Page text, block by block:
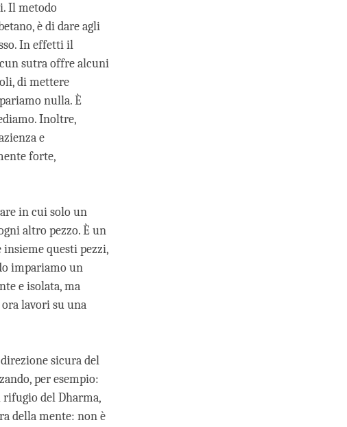
Il metodo
è di dare agli
In effetti il
sutra offre alcuni
di mettere
nulla. È
Inoltre,
e
forte,
in cui solo un
altro pezzo. È un
questi pezzi,
impariamo un
e isolata, ma
lavori su una
sicura del
per esempio:
del Dharma,
della mente: non è